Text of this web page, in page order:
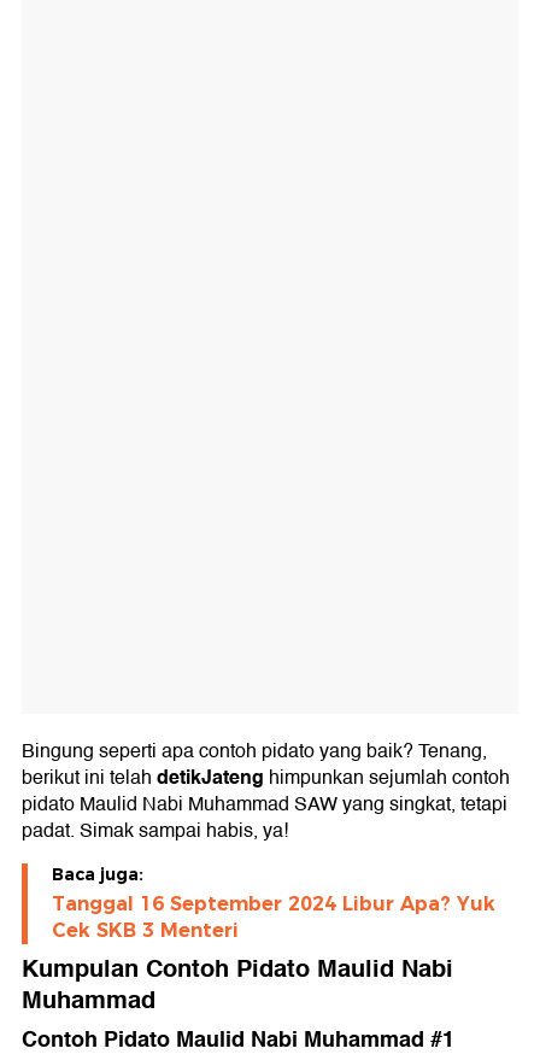
Bingung seperti apa contoh pidato yang baik? Tenang,
berikut ini telahdetikJateng himpunkan sejumlah contoh
pidato Maulid Nabi Muhammad SAW yang singkat, tetapi
padat. Simak sampai habis, ya!
Baca juga:
Tanggal 16 September 2024 Libur Apa? Yuk
Cek SKB 3 Menteri
Kumpulan Contoh Pidato Maulid Nabi
Muhammad
Contoh Pidato Maulid Nabi Muhammad #1